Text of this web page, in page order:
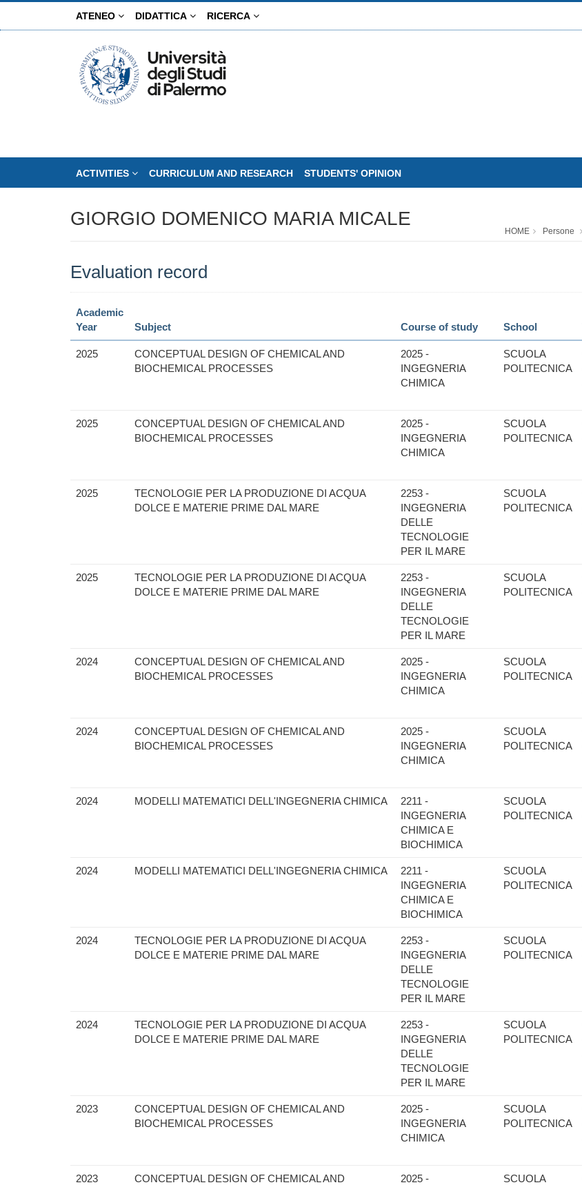
ATENEO DIDATTICA RICERCA
ACTIVITIES CURRICULUM AND RESEARCH STUDENTS' OPINION
GIORGIO DOMENICO MARIA MICALE
HOME Persone
Evaluation record
Academic
Year
Subject Course of study School
2025
CONCEPTUAL DESIGN OF CHEMICAL AND
BIOCHEMICAL PROCESSES
2025 -
INGEGNERIA
CHIMICA
SCUOLA
POLITECNICA
2025
CONCEPTUAL DESIGN OF CHEMICAL AND
BIOCHEMICAL PROCESSES
2025 -
INGEGNERIA
CHIMICA
SCUOLA
POLITECNICA
2025
TECNOLOGIE PER LA PRODUZIONE DI ACQUA
DOLCE E MATERIE PRIME DAL MARE
2253 -
INGEGNERIA
DELLE
TECNOLOGIE
PER IL MARE
SCUOLA
POLITECNICA
2025
TECNOLOGIE PER LA PRODUZIONE DI ACQUA
DOLCE E MATERIE PRIME DAL MARE
2253 -
INGEGNERIA
DELLE
TECNOLOGIE
PER IL MARE
SCUOLA
POLITECNICA
2024
CONCEPTUAL DESIGN OF CHEMICAL AND
BIOCHEMICAL PROCESSES
2025 -
INGEGNERIA
CHIMICA
SCUOLA
POLITECNICA
2024
CONCEPTUAL DESIGN OF CHEMICAL AND
BIOCHEMICAL PROCESSES
2025 -
INGEGNERIA
CHIMICA
SCUOLA
POLITECNICA
2024 MODELLI MATEMATICI DELL'INGEGNERIA CHIMICA
2211 -
INGEGNERIA
CHIMICA E
BIOCHIMICA
SCUOLA
POLITECNICA
2024 MODELLI MATEMATICI DELL'INGEGNERIA CHIMICA
2211 -
INGEGNERIA
CHIMICA E
BIOCHIMICA
SCUOLA
POLITECNICA
2024
TECNOLOGIE PER LA PRODUZIONE DI ACQUA
DOLCE E MATERIE PRIME DAL MARE
2253 -
INGEGNERIA
DELLE
TECNOLOGIE
PER IL MARE
SCUOLA
POLITECNICA
2024
TECNOLOGIE PER LA PRODUZIONE DI ACQUA
DOLCE E MATERIE PRIME DAL MARE
2253 -
INGEGNERIA
DELLE
TECNOLOGIE
PER IL MARE
SCUOLA
POLITECNICA
2023
CONCEPTUAL DESIGN OF CHEMICAL AND
BIOCHEMICAL PROCESSES
2025 -
INGEGNERIA
CHIMICA
SCUOLA
POLITECNICA
2023
CONCEPTUAL DESIGN OF CHEMICAL AND
2025 -
SCUOLA